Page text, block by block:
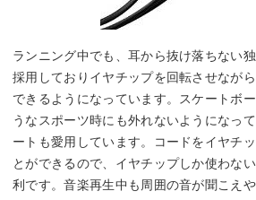
ランニング中でも、耳から抜け落ちない
採用しておりイヤチップを回転させなが
できるようになっています。スケートボ
うなスポーツ時にも外れないようになっ
ートも愛用しています。コードをイヤチ
とができるので、イヤチップしか使わな
利です。音楽再生中も周囲の音が聞こえ